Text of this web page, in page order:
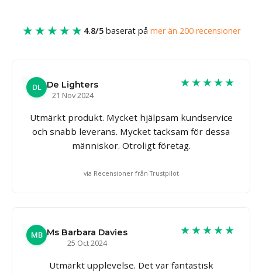
★★★★★ 4.8/5baserat på mer än 200 recensioner
DL De Lighters
21 Nov 2024
★★★★★
Utmärkt produkt. Mycket hjälpsam kundservice
och snabb leverans. Mycket tacksam för dessa
människor. Otroligt företag.
via Recensioner från Trustpilot
MB Ms Barbara Davies
25 Oct 2024
★★★★★
Utmärkt upplevelse. Det var fantastisk